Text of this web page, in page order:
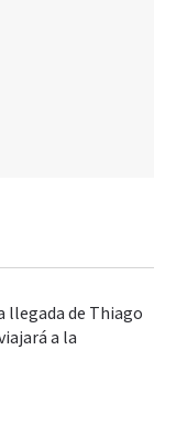
llegada de Thiago
a la